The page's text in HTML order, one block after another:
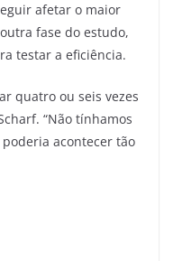
afetar o maior
fase do estudo,
testar a eficiência.
quatro ou seis vezes
“Não tínhamos
acontecer tão